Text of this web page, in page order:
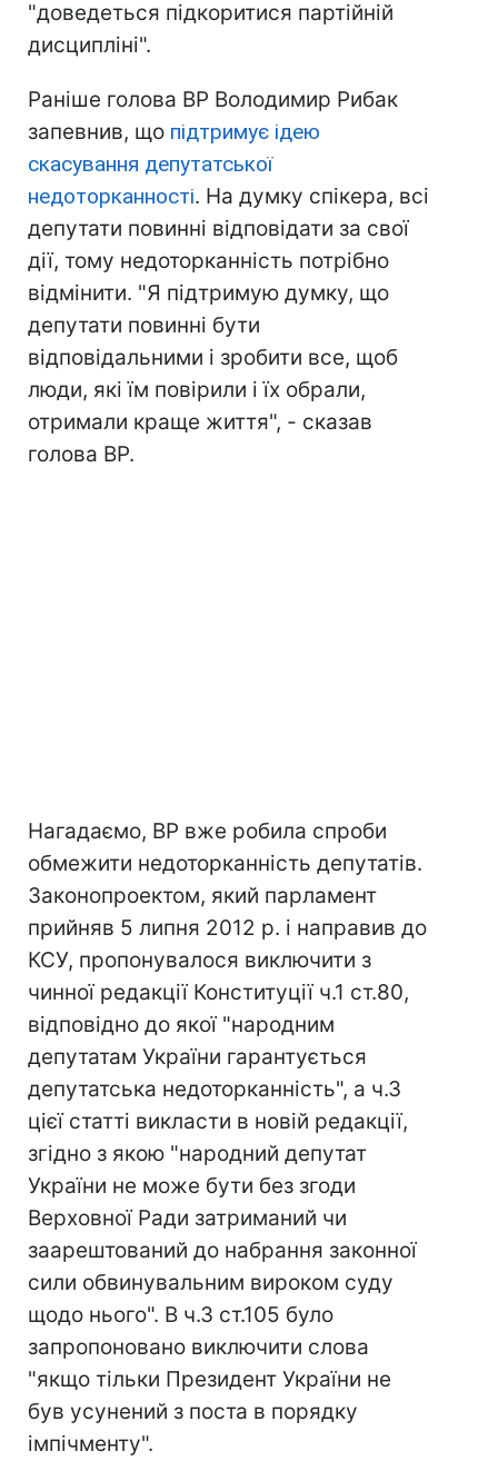
"доведеться підкоритися партійній
дисципліні".
Раніше голова ВР Володимир Рибак
запевнив, що підтримує ідею
скасування депутатської
недоторканності. На думку спікера, всі
депутати повинні відповідати за свої
дії, тому недоторканність потрібно
відмінити. "Я підтримую думку, що
депутати повинні бути
відповідальними і зробити все, щоб
люди, які їм повірили і їх обрали,
отримали краще життя", - сказав
голова ВР.
Нагадаємо, ВР вже робила спроби
обмежити недоторканність депутатів.
Законопроектом, який парламент
прийняв 5 липня 2012 р. і направив до
КСУ, пропонувалося виключити з
чинної редакції Конституції ч.1 ст.80,
відповідно до якої "народним
депутатам України гарантується
депутатська недоторканність", а ч.3
цієї статті викласти в новій редакції,
згідно з якою "народний депутат
України не може бути без згоди
Верховної Ради затриманий чи
заарештований до набрання законної
сили обвинувальним вироком суду
щодо нього". В ч.3 ст.105 було
запропоновано виключити слова
"якщо тільки Президент України не
був усунений з поста в порядку
імпічменту".